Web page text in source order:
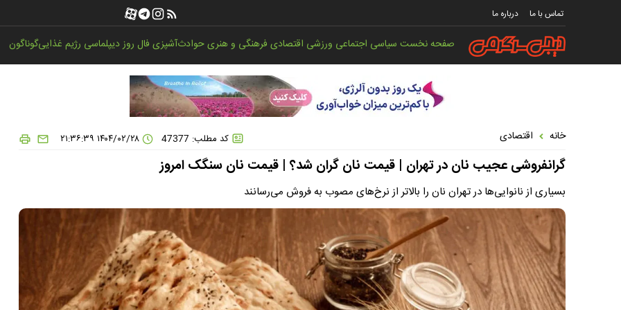
تماس با ما درباره ما
صفحه نخستسیاسی اجتماعی ورزشی اقتصادیفرهنگی و هنریحوادثآشپزیفال روزدیپلماسی رژیم غذاییگوناگون
خانه اقتصادی کد مطلب: 47377 ۱۴۰۴/۰۲/۲۸ ۲۱:۳۶:۳۹
گرانفروشی عجیب نان در تهران | قیمت نان گران شد؟ | قیمت نان سنگک امروز
بسیاری از نانوایی‌ها در تهران نان را بالاتر از نرخ‌های مصوب به فروش می‌رسانند